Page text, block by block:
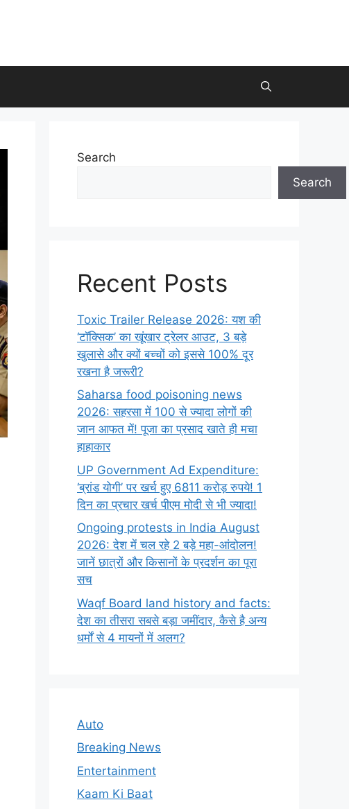
Search
Search
Recent Posts
Toxic Trailer Release 2026: यश की
‘टॉक्सिक’ का खूंखार ट्रेलर आउट, 3 बड़े
खुलासे और क्यों बच्चों को इससे 100% दूर
रखना है जरूरी?
Saharsa food poisoning news
2026: सहरसा में 100 से ज्यादा लोगों की
जान आफत में! पूजा का प्रसाद खाते ही मचा
हाहाकार
UP Government Ad Expenditure:
‘ब्रांड योगी’ पर खर्च हुए 6811 करोड़ रुपये! 1
दिन का प्रचार खर्च पीएम मोदी से भी ज्यादा!
Ongoing protests in India August
2026: देश में चल रहे 2 बड़े महा-आंदोलन!
जानें छात्रों और किसानों के प्रदर्शन का पूरा
सच
Waqf Board land history and facts:
देश का तीसरा सबसे बड़ा जमींदार, कैसे है अन्य
धर्मों से 4 मायनों में अलग?
Auto
Breaking News
Entertainment
Kaam Ki Baat